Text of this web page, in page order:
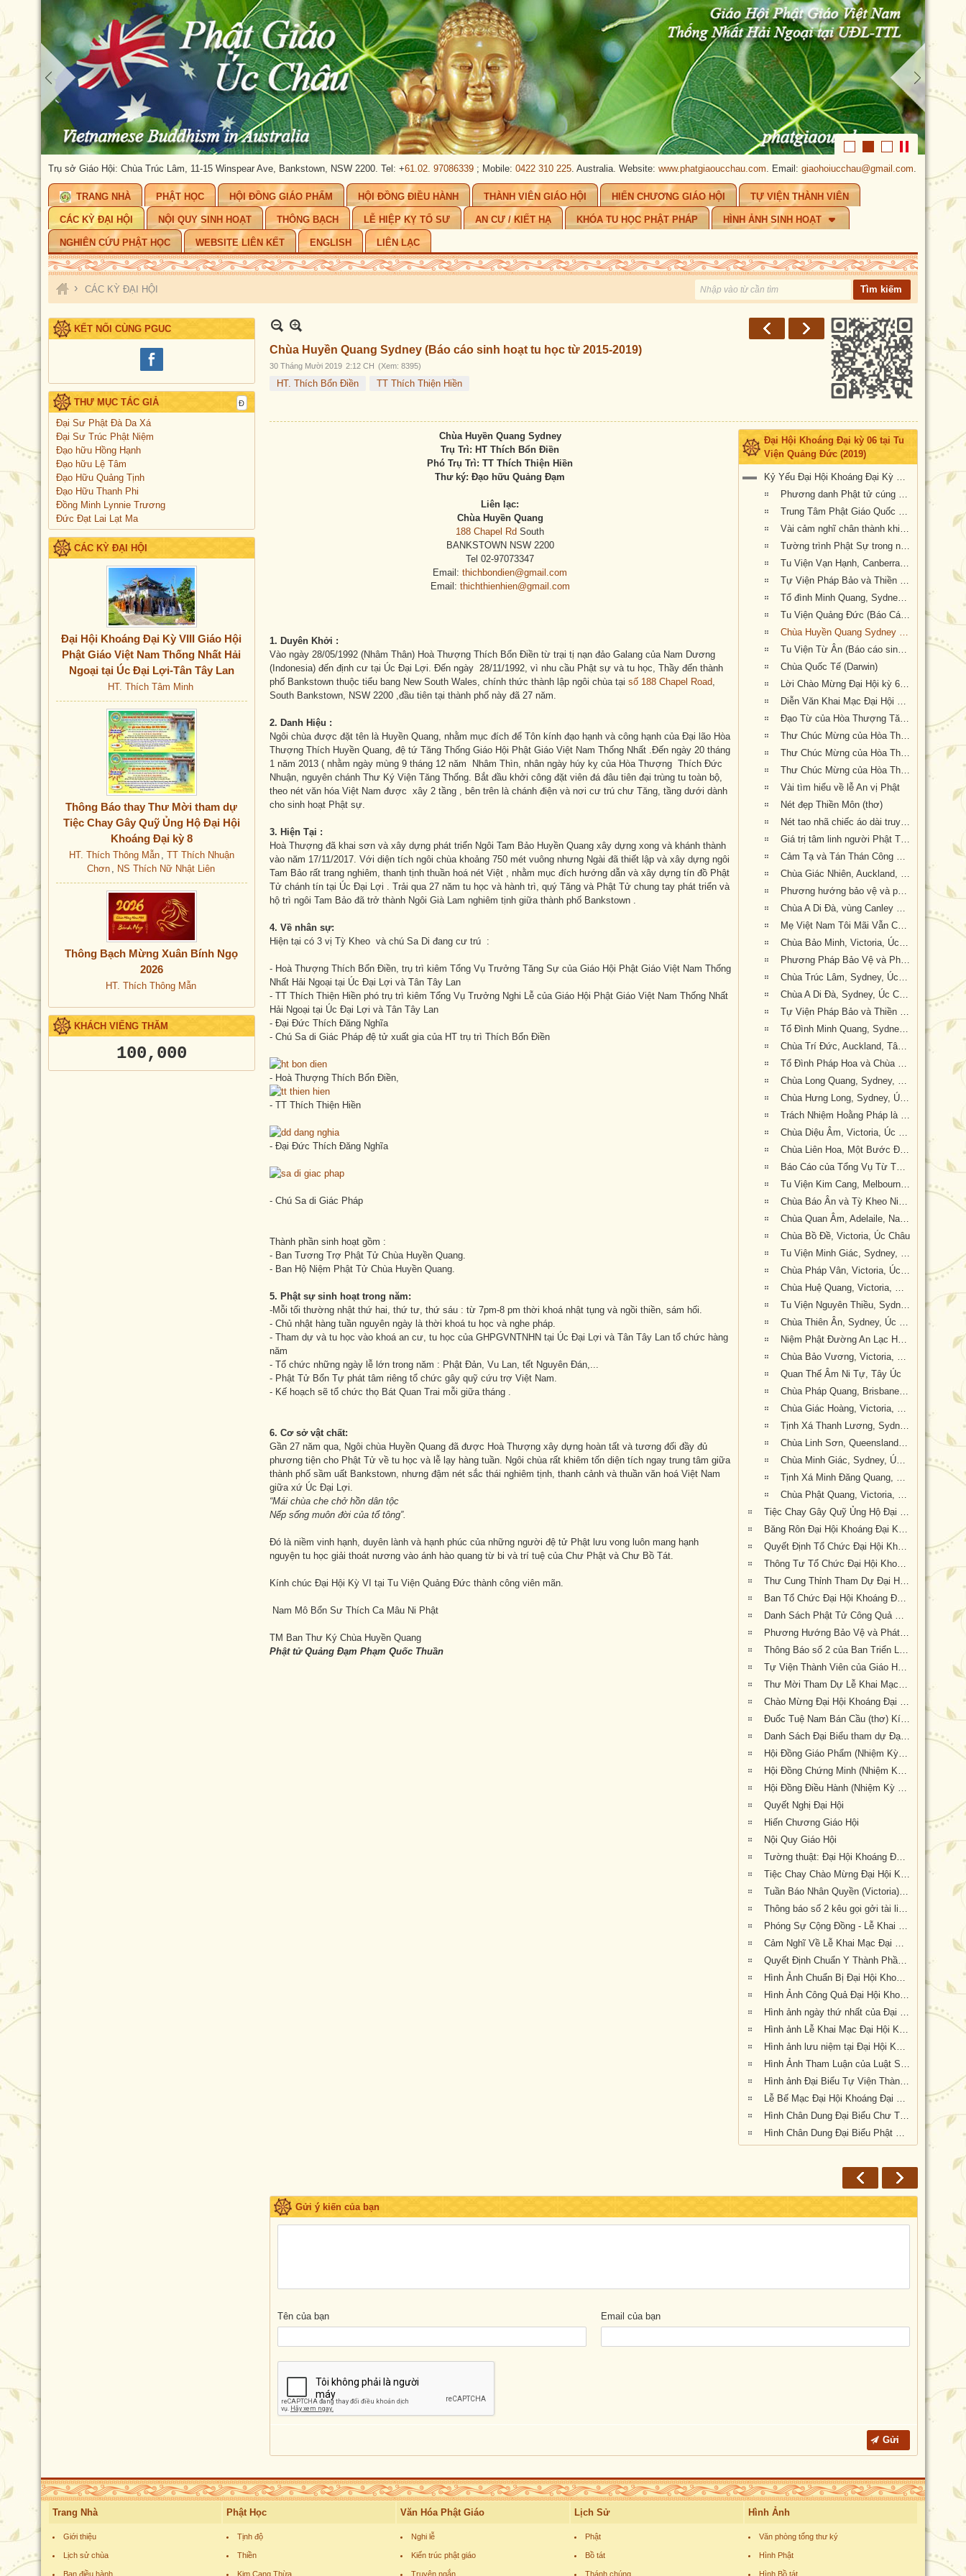
Trụ sở Giáo Hội: Chùa Trúc Lâm, 11-15 Winspear Ave, Bankstown, NSW 2200. Tel: +61.02. 97086339; Mobile:0422 310 225. Australia.Website:www.phatgiaoucchau.com. Email: giaohoiucchau@gmail.com. PHẬT GIÁO ÚC
TRANG NHÀ PHẬT HỌC HỘI ĐỒNG GIÁO PHẨM HỘI ĐỒNG ĐIỀU HÀNH THÀNH VIÊN GIÁO HỘI HIẾN CHƯƠNG GIÁO HỘI TỰ VIỆN THÀNH VIÊN
CÁC KỲ ĐẠI HỘI NỘI QUY SINH HOẠT THÔNG BẠCH LỄ HIỆP KỴ TỔ SƯ AN CƯ / KIẾT HẠ KHÓA TU HỌC PHẬT PHÁP HÌNH ẢNH SINH HOẠT
NGHIÊN CỨU PHẬT HỌC WEBSITE LIÊN KẾT ENGLISH LIÊN LẠC
› CÁC KỲ ĐẠI HỘI
KẾT NỐI CÙNG PGUC
THƯ MỤC TÁC GIẢ
Đại Sư Phật Đà Da Xá
Đại Sư Trúc Phật Niệm
Đạo hữu Hồng Hạnh
Đạo hữu Lệ Tâm
Đạo Hữu Quảng Tịnh
Đạo Hữu Thanh Phi
Đồng Minh Lynnie Trương
Đức Đạt Lai Lạt Ma
CÁC KỲ ĐẠI HỘI
Đại Hội Khoáng Đại Kỳ VIII Giáo Hội
Phật Giáo Việt Nam Thống Nhất Hải
Ngoại tại Úc Đại Lợi-Tân Tây Lan
HT. Thích Tâm Minh
Thông Báo thay Thư Mời tham dự
Tiệc Chay Gây Quỹ Ủng Hộ Đại Hội
Khoáng Đại kỳ 8
HT. Thích Thông Mẫn , TT Thích Nhuận
Chơn , NS Thích Nữ Nhật Liên
Thông Bạch Mừng Xuân Bính Ngọ
2026
HT. Thích Thông Mẫn
KHÁCH VIẾNG THĂM
100,000
Chùa Huyền Quang Sydney (Báo cáo sinh hoạt tu học từ 2015-2019)
30 Tháng Mười 2019 2:12 CH (Xem: 8395)
HT. Thích Bổn Điền TT Thích Thiện Hiền
Đại Hội Khoáng Đại kỳ 06 tại Tu
Viện Quảng Đức (2019)
Kỷ Yếu Đại Hội Khoáng Đại Kỳ 6 của Giáo Hội Phật Giáo Việt Nam Thống Nhất Hải Ngoại tại Úc Đại Lợi-Tân Tây Lan
Phương danh Phật tử cúng dường Lễ An Vị Tôn Tượng Bồ Tát Địa Tạng, Quan Âm & Đại Hội Kỳ 6 tại Tu Viện Quảng Đức
Trung Tâm Phật Giáo Quốc Tế (Chùa Quốc Tế) Darwin cúng dường Đại Hội Kỳ 6
Vài cảm nghĩ chân thành khi dược mời tham dự Lễ khai mạc Đại Hội Kỳ 6
Tường trình Phật Sự trong nhiệm kỳ 5 (2015-2019) của Hội Đồng Điều Hành (Văn Phòng Phó Tổng Thư Ký Giáo Hội, TK.Thích Nguyên Tạng báo cáo)
Tu Viện Vạn Hạnh, Canberra, Úc Châu (Khai Sơn & Viện Trưởng : HT Thích Quảng Ba, Báo cáo sinh hoạt tu học từ 2015-2019)
Tự Viện Pháp Bảo và Thiền Lâm Pháp Bảo Sydney nhiệm kỳ 2015 – 2019
Tổ đình Minh Quang, Sydney, Úc Châu (Báo cáo sinh hoạt tu học từ 2015-2019)
Tu Viện Quảng Đức (Báo Cáo Sinh Hoạt Tu Học Phật Sự từ 2015-2019)
Chùa Huyền Quang Sydney (Báo cáo sinh hoạt tu học từ 2015-2019)
Tu Viện Từ Ân (Báo cáo sinh hoạt tu học từ 2015-2019)
Chùa Quốc Tế (Darwin)
Lời Chào Mừng Đại Hội kỳ 6 của Thượng Tọa Thích Tâm Phương
Diễn Văn Khai Mạc Đại Hội Khoáng Đại Kỳ 6 của Hòa Thượng Hội Chủ Thích Bảo Lạc (bản dịch tiếng Anh: GS Trần Như Mai, pd: Nguyên Nhật)
Đạo Từ của Hòa Thượng Tăng Giáo Trưởng Thích Huyền Tôn
Thư Chúc Mừng của Hòa Thượng Thích Thắng Hoan ( Hội Đồng Giáo Phẩm Giáo Hội Hoa Kỳ) (bản dịch tiếng Anh: GS Trần Như Mai, pd: Nguyên Nhật)
Thư Chúc Mừng của Hòa Thượng Thích Tín Nghĩa (bản dịch tiếng Anh: GS Trần Như Mai, pd: Nguyên Nhật)
Thư Chúc Mừng của Hòa Thượng Thích Tánh Thiệt-HT Thích Như Điển (Giáo Hội Âu Châu) (bản dịch tiếng Anh: GS Trần Như Mai, pd: Nguyên Nhật)
Vài tìm hiểu về lễ An vị Phật
Nét đẹp Thiền Môn (thơ)
Nét tao nhã chiếc áo dài truyền thống (thơ của Huệ Hương--- Xin ngợi khen và thân tặng quý nữ Phật tử mặc áo dài truyền thống Việt Nam về dự Đại Hội Khoáng Đại kỳ 6 của Giáo Hội tại Tu Viện Quảng Đức)
Giá trị tâm linh người Phật Tử khi được tham dự lễ khai mạc của Đại Hội Khoáng Đại Kỳ 6 của Giáo Hội Phật Giáo Việt Nam Thống Nhất Hải Ngoại tại Úc Đại Lợi-Tân Tây Lan
Cảm Tạ và Tán Thán Công Đức quý Phật tử đã đóng góp công sức cho Đại Hội Kỳ 6 thành tựu viên mãn
Chùa Giác Nhiên, Auckland, Tân Tây Lan
Phương hướng bảo vệ và phát triển Phật Giáo Việt Nam tại Úc Châu (Luật Sư Đào Tăng Dực, pháp danh: Chúc Phán)
Chùa A Di Đà, vùng Canley Vale. Tiểu bang New South Wales. Australia.
Mẹ Việt Nam Tôi Mãi Vẫn Còn Đây (Con vừa vào xem kết quả Đại Hội Khoáng Đại Kỳ 6 của GHPGVNTNHN tại Úc Đại Lợi và Tân Tây Lan được tổ chức tại Tu Viện Quảng Đức với bản Quyết Nghị Đại Hội thật tuyệt vời: Giáo Hội lên án hành động xâm lấn
Chùa Bảo Minh, Victoria, Úc Châu
Phương Pháp Bảo Vệ và Phát Triển PGVN tại Úc Châu
Chùa Trúc Lâm, Sydney, Úc Châu
Chùa A Di Đà, Sydney, Úc Châu
Tự Viện Pháp Bảo và Thiền Lâm Pháp Bảo, Sydney, Úc Châu
Tổ Đình Minh Quang, Sydney, Úc Châu
Chùa Trí Đức, Auckland, Tân Tây Lan
Tổ Đình Pháp Hoa và Chùa Bắc Linh, Nam Úc
Chùa Long Quang, Sydney, Úc Châu
Chùa Hưng Long, Sydney, Úc Châu
Trách Nhiệm Hoằng Pháp là Sứ Mệnh của Người Xuất Gia Trong Thời Đại Mới
Chùa Diệu Âm, Victoria, Úc Châu
Chùa Liên Hoa, Một Bước Đi là Một Kinh Nghiệm Sống Đẹp
Báo Cáo của Tổng Vụ Từ Thiện Xã Hội Nhiệm Kỳ 2014-2019.
Tu Viện Kim Cang, Melbourne, Úc Châu
Chùa Báo Ân và Tỳ Kheo Ni Thích Nữ Huệ Khiết
Chùa Quan Âm, Adelaile, Nam Úc
Chùa Bồ Đề, Victoria, Úc Châu
Tu Viện Minh Giác, Sydney, Úc Châu
Chùa Pháp Vân, Victoria, Úc Châu
Chùa Huệ Quang, Victoria, Úc Châu
Tu Viện Nguyên Thiều, Sydney, Úc Châu
Chùa Thiên Ân, Sydney, Úc Châu
Niệm Phật Đường An Lạc Hạnh, Victoria, Úc Châu
Chùa Bảo Vương, Victoria, Úc Châu
Quan Thế Âm Ni Tự, Tây Úc
Chùa Pháp Quang, Brisbane, Queensland, Úc Châu
Chùa Giác Hoàng, Victoria, Úc Châu
Tịnh Xá Thanh Lương, Sydney, Úc Châu
Chùa Linh Sơn, Queensland, Úc Châu
Chùa Minh Giác, Sydney, Úc Châu
Tịnh Xá Minh Đăng Quang, Sydney, Úc Châu
Chùa Phật Quang, Victoria, Úc Châu
Tiệc Chay Gây Quỹ Ủng Hộ Đại Hội Kỳ 6
Băng Rôn Đại Hội Khoáng Đại Kỳ 6 tổ chức tại Tu Viện Quảng Đức từ ngày 20 đến 22 tháng 9 năm 2019
Quyết Định Tổ Chức Đại Hội Khoáng Đại Kỳ VI
Thông Tư Tổ Chức Đại Hội Khoáng Đại Kỳ 6
Thư Cung Thỉnh Tham Dự Đại Hội Khoáng Đại Kỳ 6
Ban Tổ Chức Đại Hội Khoáng Đại kỳ 6
Danh Sách Phật Tử Công Quả Đại Hội Kỳ 6 tại Tu Viện Quảng Đức
Phương Hướng Bảo Vệ và Phát Triển PGVN tại Úc Châu
Thông Báo số 2 của Ban Triển Lãm Đại Hội Kỳ 6
Tự Viện Thành Viên của Giáo Hội Phật Giáo Việt Nam Thống Nhất Hải Ngoại tại Úc Đại Lợi- Tân Tây Lan.
Thư Mời Tham Dự Lễ Khai Mạc Đại Hội Khoáng Đại Kỳ 6
Chào Mừng Đại Hội Khoáng Đại Kỳ 6 (thơ)
Đuốc Tuệ Nam Bán Cầu (thơ) Kính dâng Hòa Thượng Hội Chủ cùng Chư Tôn Đức và quý Phật tử gần xa đang về dự Đại Hội Kỳ 6 tại Tu Viện Quảng Đức
Danh Sách Đại Biểu tham dự Đại Hội Khoáng Đại Kỳ 6
Hội Đồng Giáo Phẩm (Nhiệm Kỳ VI, 2019-2023)
Hội Đồng Chứng Minh (Nhiệm Kỳ VI, 2019-2023) Giáo Hội Phật Giáo Việt Nam Thống Nhất Hải Ngoại tại Úc Đại Lợi – Tân Tây Lan
Hội Đồng Điều Hành (Nhiệm Kỳ VI, 2019-2023)
Quyết Nghị Đại Hội
Hiến Chương Giáo Hội
Nội Quy Giáo Hội
Tường thuật: Đại Hội Khoáng Đại Kỳ 6 Giáo Hội Phật Giáo Việt Nam Thống Nhất Hải Ngoại Tại Úc Đại Lợi-Tân Tây Lan, tổ chức tại Tu Viện Quảng Đức, thành tựu viên mãn
Tiệc Chay Chào Mừng Đại Hội Kỳ 6 và Mừng Chu Niên 20 năm (1999-2019) của Giáo Hội Phật Giáo Việt Nam Thống Nhất Hải Ngoại tại Úc Đại Lợi-Tân Tây Lan
Tuần Báo Nhân Quyền (Victoria) đưa tin về kết quả Đại Hội Khoáng Đại Kỳ 6 tổ chức tại Tu Viện Quảng Đức từ ngày 20 đến ngày 22 tháng 9 năm 2019
Thông báo số 2 kêu gọi gởi tài liệu cho Kỷ Yếu Đại Hội Kỳ 6
Phóng Sự Cộng Đồng - Lễ Khai Mạc - Đại Hội Khoáng Đại Kỳ 6 - Tu Viện Quảng Đức
Cảm Nghĩ Về Lễ Khai Mạc Đại Hội Khoáng Đại Kỳ 6 tổ chức tại Tu Viện Quảng Đức, Melbourne, Úc Châu (21/9/2019)
Quyết Định Chuẩn Y Thành Phần Nhân Sự Hội Đồng Điều Hành Nhiệm Kỳ VI (2019-2023)
Hình Ảnh Chuẩn Bị Đại Hội Khoáng Đại kỳ 6 tại Tu Viện Quảng Đức, Melbourne, Úc Châu (hình chụp trưa Thứ Sáu, 20-9-2019)
Hình Ảnh Công Quả Đại Hội Khoáng Đại Kỳ 6 Tại Tu Viện Quảng Đức
Hình ảnh ngày thứ nhất của Đại Hội Khoáng Đại Kỳ 6 của Giáo Hội PGVNTNHN tại UĐL-TTL ( Thứ Sáu, ngày 20/09/2019)
Hình ảnh Lễ Khai Mạc Đại Hội Khoáng Đại Kỳ 6 của Giáo Hội Phật Giáo Việt Nam Thống Nhất Hải Ngoại tại Úc Đại Lợi Tân Tây Lan (10.30am Thứ Bảy 21-9-2019)
Hình ảnh lưu niệm tại Đại Hội Khoáng Đại Kỳ 6 của Giáo Hội Phật Giáo Việt Nam Thống Nhất Hải Ngoại tại Úc Đại Lợi Tân Tây Lan (10.30am Thứ Bảy 21-9-2019)
Hình Ảnh Tham Luận của Luật Sư Đào Tăng Dực
Hình ảnh Đại Biểu Tự Viện Thành Viên Giáo Hội tại Đại Hội Kỳ 6 được tổ chức tại Tu Viện Quảng Đức, Melbourne, Victoria, trong 3 ngày 20, 21 và 22 tháng 9 năm 2019
Lễ Bế Mạc Đại Hội Khoáng Đại Kỳ 6 tại Tu Viện Quảng Đức (1.pm-2.30pm, chiều chủ nhật 22-9-2019)
Hình Chân Dung Đại Biểu Chư Tôn Đức tại Đại Hội Khoáng Đại kỳ 6 của Giáo Hội Phật Giáo Việt Nam Thống Nhất Hải Ngoại tại Úc Đại Lợi-Tân Tây Lan, được tổ chức tại Tu Viện Quảng Đức, Melbourne, Victoria, trong 3 ngày 20, 21 và 22 tháng 9 năm 2019
Hình Chân Dung Đại Biểu Phật Tử tham dự Đại Hội Khoáng Đại Kỳ 6 của Giáo Hội Phật Giáo Việt Nam Thống Nhất Hải Ngoại tại Úc Đại Lợi-Tân Tây Lan, được tổ chức tại Tu Viện Quảng Đức, Melbourne, Victoria, trong 3 ngày 20, 21 và 22 tháng 9 năm 2019
Chùa Huyền Quang Sydney
Trụ Trì: HT Thích Bổn Điền
Phó Trụ Trì: TT Thích Thiện Hiền
Thư ký: Đạo hữu Quảng Đạm
Liên lạc:
Chùa Huyền Quang
188 Chapel Rd South
BANKSTOWN NSW 2200
Tel 02-97073347
Email:thichbondien@gmail.com
Email: thichthienhien@gmail.com
1. Duyên Khởi :
Vào ngày 28/05/1992 (Nhâm Thân) Hoà Thượng Thích Bổn Điền từ trại tị nạn đảo Galang của Nam Dương
(Indonesia) đến định cư tại Úc Đại Lợi. Đến ngày 28/11/1992, vì nhu cầu Phật sự và tu học, Thầy đến thành
phố Bankstown thuộc tiểu bang New South Wales, chính thức thành lập ngôi chùa tại số 188 Chapel Road,
South Bankstown, NSW 2200 ,đầu tiên tại thành phố này đã 27 năm.
2. Danh Hiệu :
Ngôi chùa được đặt tên là Huyền Quang, nhằm mục đích để Tôn kính đạo hạnh và công hạnh của Đại lão Hòa
Thượng Thích Huyền Quang, đệ tứ Tăng Thống Giáo Hội Phật Giáo Việt Nam Thống Nhất .Đến ngày 20 tháng
1 năm 2013 ( nhằm ngày mùng 9 tháng 12 năm Nhâm Thìn, nhân ngày húy kỵ của Hòa Thượng Thích Đức
Nhuận, nguyên chánh Thư Ký Viện Tăng Thống. Bắt đầu khởi công đặt viên đá đâu tiên đại trùng tu toàn bộ,
theo nét văn hóa Việt Nam được xây 2 tầng , bên trên là chánh điện và nơi cư trú chư Tăng, tầng dưới dành
cho sinh hoạt Phật sự.
3. Hiện Tại :
Hoà Thượng đã khai sơn và xây dựng phát triển Ngôi Tam Bảo Huyền Quang xây dựng xong và khánh thành
vào năm 17/11/2017. Với diện tích ngôi chùa khoảng 750 mét vuông nhưng Ngài đã thiết lập và xây dựng ngôi
Tam Bảo rất trang nghiêm, thanh tịnh thuần hoá nét Việt , nhằm mục đích hướng dẫn và xây dựng tín đồ Phật
Tử chánh tín tại Úc Đại Lợi . Trải qua 27 năm tu học và hành trì, quý Tăng và Phật Tử chung tay phát triển và
hộ trì ngôi Tam Bảo đã trở thành Ngôi Già Lam nghiêm tịnh giữa thành phố Bankstown .
4. Về nhân sự:
Hiện tại có 3 vị Tỳ Kheo và chú Sa Di đang cư trú :
- Hoà Thượng Thích Bổn Điền, trụ trì kiêm Tổng Vụ Trưởng Tăng Sự của Giáo Hội Phật Giáo Việt Nam Thống
Nhất Hải Ngoại tại Úc Đại Lợi và Tân Tây Lan
- TT Thích Thiện Hiền phó trụ trì kiêm Tổng Vụ Trưởng Nghi Lễ của Giáo Hội Phật Giáo Việt Nam Thống Nhất
Hải Ngoại tại Úc Đại Lợi và Tân Tây Lan
- Đại Đức Thích Đăng Nghĩa
- Chú Sa di Giác Pháp đệ tử xuất gia của HT trụ trì Thích Bổn Điền
- Hoà Thượng Thích Bổn Điền,
- TT Thích Thiện Hiền
- Đại Đức Thích Đăng Nghĩa
- Chú Sa di Giác Pháp
Thành phần sinh hoạt gồm :
- Ban Tương Trợ Phật Tử Chùa Huyền Quang.
- Ban Hộ Niệm Phật Tử Chùa Huyền Quang.
5. Phật sự sinh hoạt trong năm:
-Mỗi tối thường nhật thứ hai, thứ tư, thứ sáu : từ 7pm-8 pm thời khoá nhật tụng và ngồi thiền, sám hối.
- Chủ nhật hàng tuần nguyên ngày là thời khoá tu học và nghe pháp.
- Tham dự và tu học vào khoá an cư, tu học của GHPGVNTNHN tại Úc Đại Lợi và Tân Tây Lan tổ chức hàng
năm
- Tổ chức những ngày lễ lớn trong năm : Phật Đản, Vu Lan, tết Nguyên Đán,...
- Phật Tử Bổn Tự phát tâm riêng tổ chức gây quỹ cứu trợ Việt Nam.
- Kế hoạch sẽ tổ chức thọ Bát Quan Trai mỗi giữa tháng .
6. Cơ sở vật chất:
Gần 27 năm qua, Ngôi chùa Huyền Quang đã được Hoà Thượng xây dựng hoàn tất và tương đối đầy đủ
phương tiện cho Phật Tử về tu học và lễ lạy hàng tuần. Ngôi chùa rất khiêm tốn diện tích ngay trung tâm giữa
thành phố sầm uất Bankstown, nhưng đậm nét sắc thái nghiêm tịnh, thanh cảnh và thuần văn hoá Việt Nam
giữa xứ Úc Đại Lợi.
“Mái chùa che chở hồn dân tộc
Nếp sống muôn đời của tổ tông”.
Đó là niềm vinh hạnh, duyên lành và hạnh phúc của những người đệ tử Phật lưu vong luôn mang hạnh
nguyện tu học giải thoát nương vào ánh hào quang từ bi và trí tuệ của Chư Phật và Chư Bồ Tát.
Kính chúc Đại Hội Kỳ VI tại Tu Viện Quảng Đức thành công viên mãn.
Nam Mô Bổn Sư Thích Ca Mâu Ni Phật
TM Ban Thư Ký Chùa Huyền Quang
Phật tử Quảng Đạm Phạm Quốc Thuần
Gửi ý kiến của bạn
Tên của bạn Email của bạn
Trang Nhà
Giới thiệu
Lịch sử chùa
Ban điều hành
Phật Học
Tịnh độ
Thiền
Kim Cang Thừa
Văn Hóa Phật Giáo
Nghi lễ
Kiến trúc phật giáo
Truyện ngắn
Lịch Sử
Phật
Bồ tát
Thánh chúng
Hình Ảnh
Văn phòng tổng thư ký
Hình Phật
Hình Bồ tát